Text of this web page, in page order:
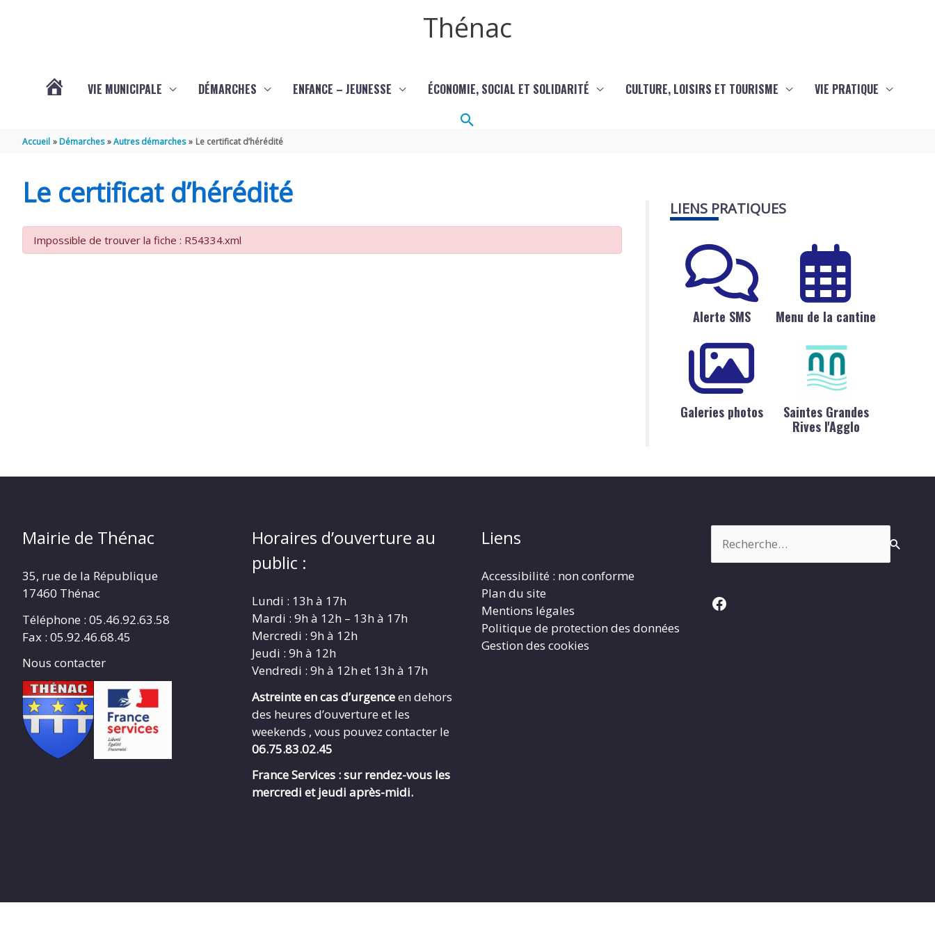
Thénac
THÉNAC
VIE MUNICIPALE DÉMARCHES ENFANCE – JEUNESSE ÉCONOMIE, SOCIAL ET SOLIDARITÉ CULTURE, LOISIRS ET TOURISME VIE PRATIQUE
Rechercher
Accueil Démarches Autres démarches Le certificat d’hérédité
Le certificat d’hérédité
Impossible de trouver la fiche : R54334.xml
LIENS PRATIQUES
Alerte SMS Menu de la cantine
Galeries photos
Saintes Grandes
Rives l'Agglo
Mairie de Thénac
35, rue de la République
17460 Thénac
Téléphone : 05.46.92.63.58
Fax : 05.92.46.68.45
Nous contacter
Horaires d’ouverture au
public :
Lundi : 13h à 17h
Mardi : 9h à 12h – 13h à 17h
Mercredi : 9h à 12h
Jeudi : 9h à 12h
Vendredi : 9h à 12h et 13h à 17h
Astreinte en cas d’urgenceen dehors
des heures d’ouverture et les
weekends , vous pouvez contacter le
06.75.83.02.45
France Services : sur rendez-vous les
mercredi et jeudi après-midi.
Liens
Accessibilité : non conforme
Plan du site
Mentions légales
Politique de protection des données
Gestion des cookies
Facebook